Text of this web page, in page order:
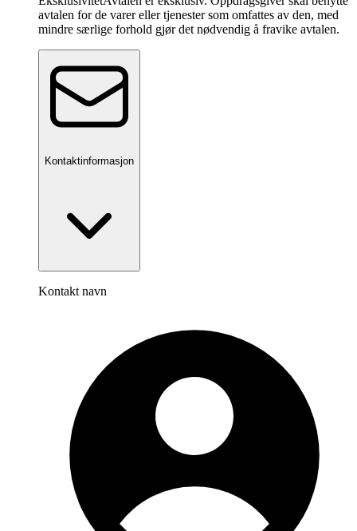
avtalen for de varer eller tjenester som omfattes av den, med
mindre særlige forhold gjør det nødvendig å fravike avtalen.
Kontaktinformasjon
Kontakt navn